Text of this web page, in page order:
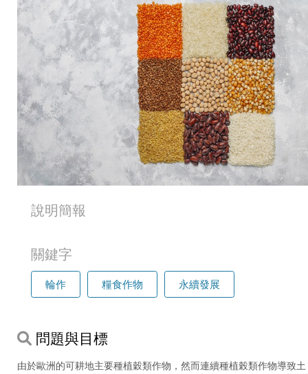
說明簡報
關鍵字
輪作 糧食作物 永續發展
問題與目標
由於歐洲的可耕地主要種植穀類作物，然而連續種植榖類作物導致土